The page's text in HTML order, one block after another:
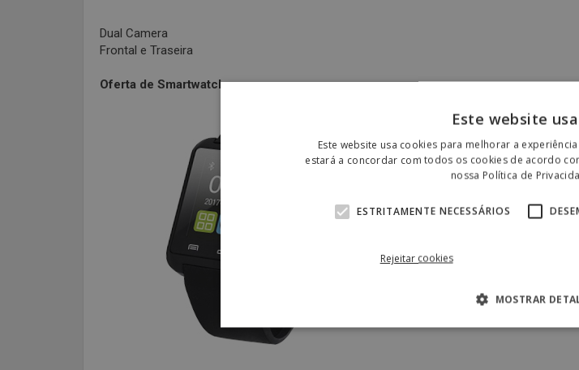
Dual Camera
Frontal e Traseira
Oferta de Smartwatch
Este website
Este website usa cookies para melhorar a
estará a concordar com todos os cookies de acordo
nossa Política de
ESTRITAMENTE NECESSÁRIOS
Rejeitar cookies
MOSTRAR